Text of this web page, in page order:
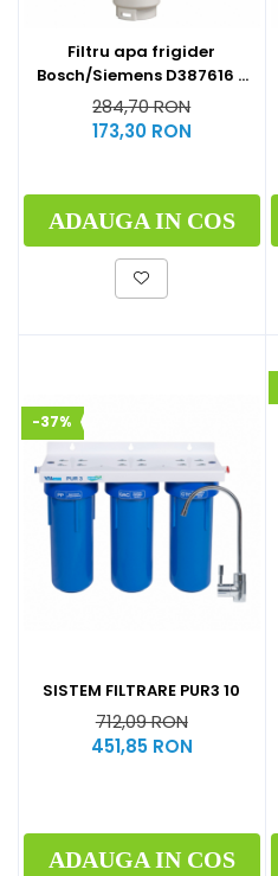
Filtru apa frigider
Bosch/Siemens D387616 -
Compatibil
284,70 RON
173,30 RON
ADAUGA IN COS
-37%
SISTEM FILTRARE PUR3 10
712,09 RON
451,85 RON
ADAUGA IN COS